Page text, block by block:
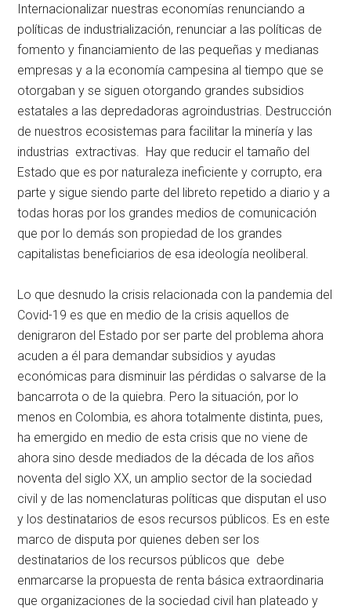
Internacionalizar nuestras economías renunciando a
políticas de industrialización, renunciar a las políticas de
fomento y financiamiento de las pequeñas y medianas
empresas y a la economía campesina al tiempo que se
otorgaban y se siguen otorgando grandes subsidios
estatales a las depredadoras agroindustrias. Destrucción
de nuestros ecosistemas para facilitar la minería y las
industrias extractivas. Hay que reducir el tamaño del
Estado que es por naturaleza ineficiente y corrupto, era
parte y sigue siendo parte del libreto repetido a diario y a
todas horas por los grandes medios de comunicación
que por lo demás son propiedad de los grandes
capitalistas beneficiarios de esa ideología neoliberal.
Lo que desnudo la crisis relacionada con la pandemia del
Covid-19 es que en medio de la crisis aquellos de
denigraron del Estado por ser parte del problema ahora
acuden a él para demandar subsidios y ayudas
económicas para disminuir las pérdidas o salvarse de la
bancarrota o de la quiebra. Pero la situación, por lo
menos en Colombia, es ahora totalmente distinta, pues,
ha emergido en medio de esta crisis que no viene de
ahora sino desde mediados de la década de los años
noventa del siglo XX, un amplio sector de la sociedad
civil y de las nomenclaturas políticas que disputan el uso
y los destinatarios de esos recursos públicos. Es en este
marco de disputa por quienes deben ser los
destinatarios de los recursos públicos que debe
enmarcarse la propuesta de renta básica extraordinaria
que organizaciones de la sociedad civil han plateado y